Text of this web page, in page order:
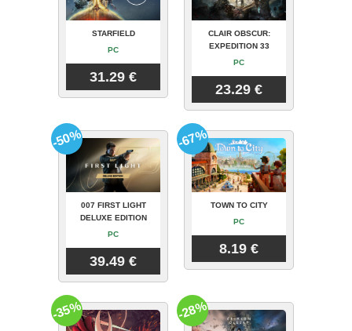
STARFIELD
PC
31.29 €
CLAIR OBSCUR:
EXPEDITION 33
PC
23.29 €
007 FIRST LIGHT
DELUXE EDITION
PC
39.49 €
-50%
TOWN TO CITY
PC
8.19 €
-67%
-35% -28%